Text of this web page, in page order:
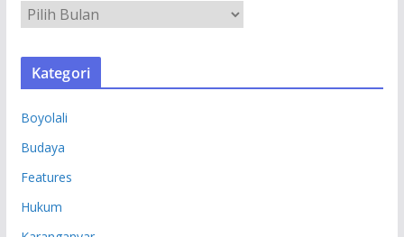
R
S
Kategori
Boyolali
Budaya
Features
Hukum